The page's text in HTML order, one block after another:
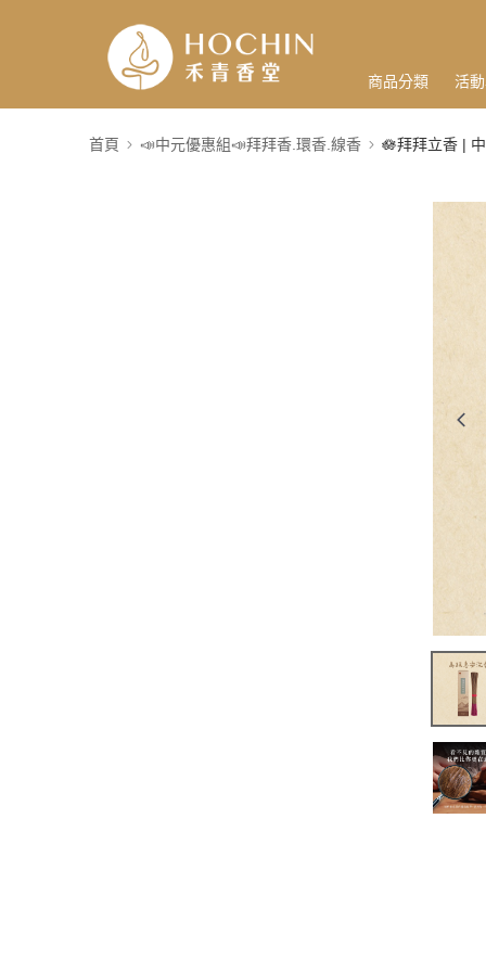
商品分類 活
首頁 📣中元優惠組📣拜拜香.環香.線香 🪷拜拜立香 |